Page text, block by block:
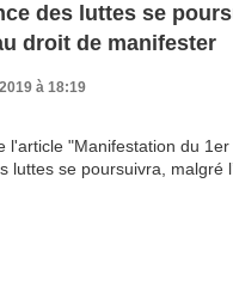
des luttes se
droit de manifester
à 18:19